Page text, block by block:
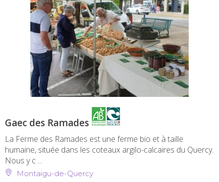
Gaec des Ramades
La Ferme des Ramades est une ferme bio et à taille
humaine, située dans les coteaux argilo-calcaires du Quercy.
Nous y c ...
Montaigu-de-Quercy